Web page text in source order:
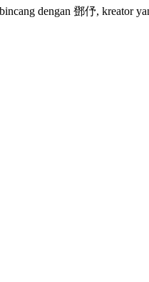
dengan 鄧伃, kreator